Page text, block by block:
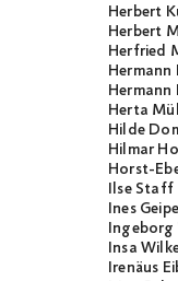
Herbert
Herbert
Herfried
Hermann
Hermann
Herta
Hilde
Hilmar
Horst-
Ilse Staff
Ines
Ingeborg
Insa
Irenäus